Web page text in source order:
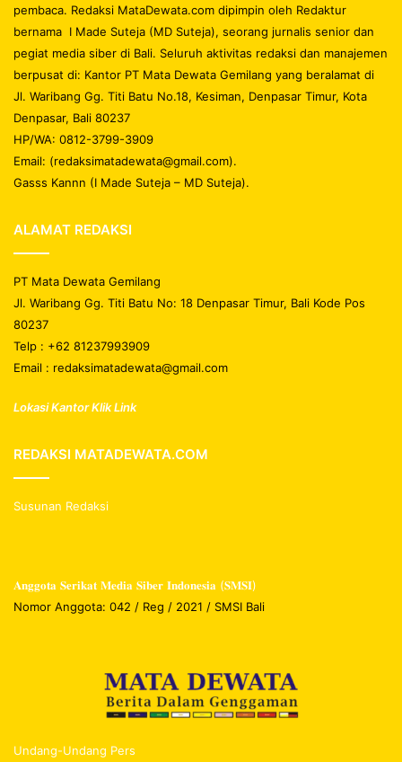
pembaca. Redaksi MataDewata.com dipimpin oleh Redaktur
bernama I Made Suteja (MD Suteja), seorang jurnalis senior dan
pegiat media siber di Bali. Seluruh aktivitas redaksi dan manajemen
berpusat di: Kantor PT Mata Dewata Gemilang yang beralamat di
Jl. Waribang Gg. Titi Batu No.18, Kesiman, Denpasar Timur, Kota
Denpasar, Bali 80237
HP/WA: 0812-3799-3909
Email: (redaksimatadewata@gmail.com).
Gasss Kannn (I Made Suteja – MD Suteja).
ALAMAT REDAKSI
PT Mata Dewata Gemilang
Jl. Waribang Gg. Titi Batu No: 18 Denpasar Timur, Bali Kode Pos
80237
Telp : +62 81237993909
Email : redaksimatadewata@gmail.com
Lokasi Kantor Klik Link
REDAKSI MATADEWATA.COM
Susunan Redaksi
𝐀𝐧𝐠𝐠𝐨𝐭𝐚 𝐒𝐞𝐫𝐢𝐤𝐚𝐭 𝐌𝐞𝐝𝐢𝐚 𝐒𝐢𝐛𝐞𝐫 𝐈𝐧𝐝𝐨𝐧𝐞𝐬𝐢𝐚 (𝐒𝐌𝐒𝐈)
Nomor Anggota: 042 / Reg / 2021 / SMSI Bali
Undang-Undang Pers